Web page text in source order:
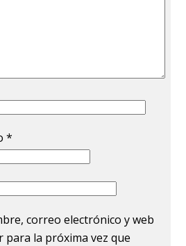
*
correo electrónico y web
para la próxima vez que